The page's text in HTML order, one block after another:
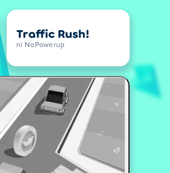
Traffic Rush!
ni NoPowerup